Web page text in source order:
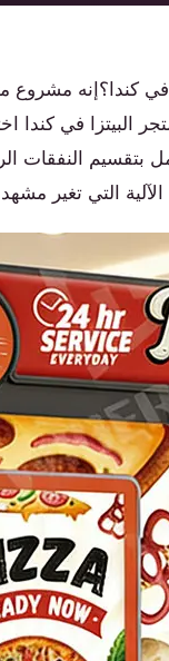
كندا؟إنه مشروع
البيتزا في كندا
بتقسيم النفقات
التي تغير مشهد